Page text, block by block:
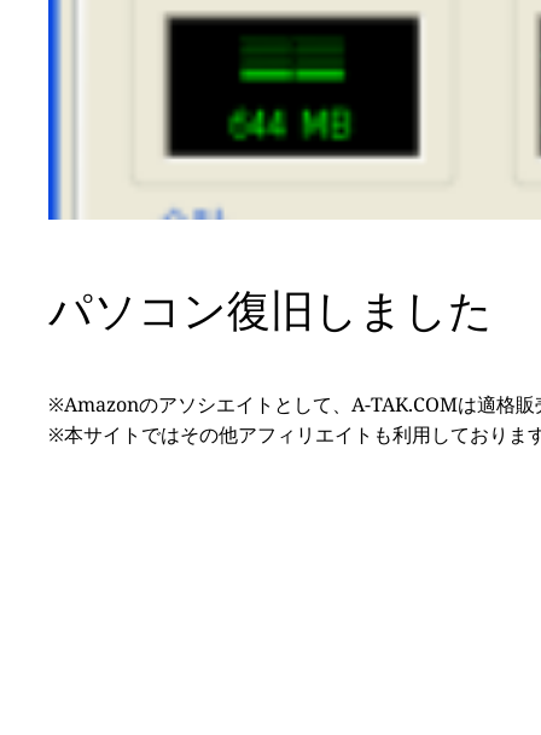
パソコン復旧しました
※Amazonのアソシエイトとして、A-TAK.COMは適格
※本サイトではその他アフィリエイトも利用しておりま